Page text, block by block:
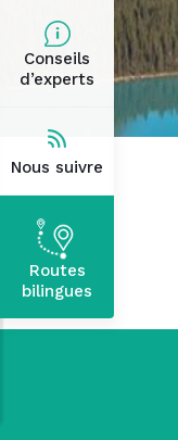
Conseils
d’experts
Nous suivre
Routes
bilingues